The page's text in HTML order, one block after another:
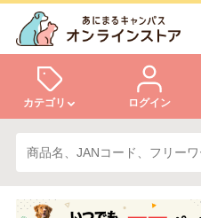
カテゴリ
犬
ログイン
ログイン